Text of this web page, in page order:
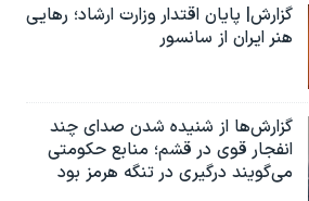
گزارش| پایان اقتدار وزارت ارشاد؛ رهایی
هنر ایران از سانسور
گزارش‌ها از شنیده شدن صدای چند
انفجار قوی در قشم؛ منابع حکومتی
می‌گویند درگیری در تنگه هرمز بود